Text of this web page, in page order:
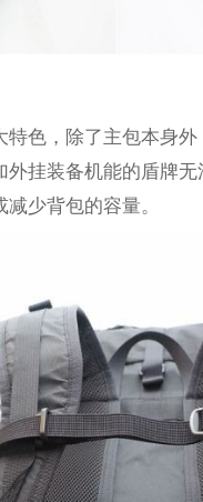
色，除了主包本身
挂装备机能的盾牌
少背包的容量。